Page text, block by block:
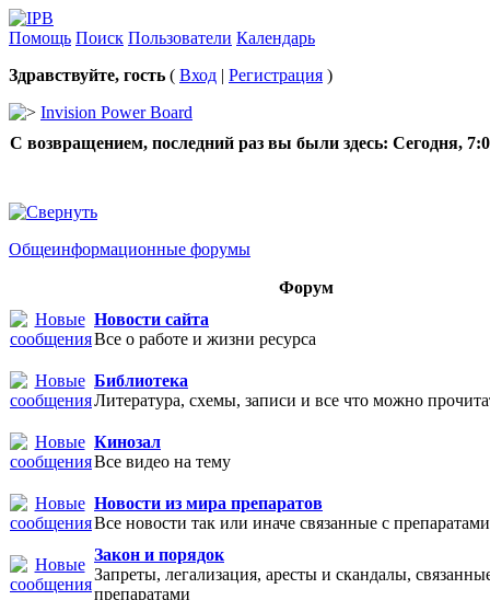
Помощь Поиск Пользователи Календарь
Здравствуйте, гость ( Вход | Регистрация )
Invision Power Board
С возвращением, последний раз вы были здесь: Сегодня,
Общеинформационные форумы
Форум
Новости сайта
Все о работе и жизни ресурса
Библиотека
Литература, схемы, записи и все что можно
Кинозал
Все видео на тему
Новости из мира препаратов
Все новости так или иначе связанные с препаратами
Закон и порядок
Запреты, легализация, аресты и скандалы,
препаратами